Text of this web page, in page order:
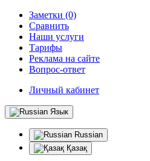
Заметки (0)
Сравнить
Наши услуги
Тарифы
Реклама на сайте
Вопрос-ответ
Личный кабинет
Язык
Russian
Қазақ